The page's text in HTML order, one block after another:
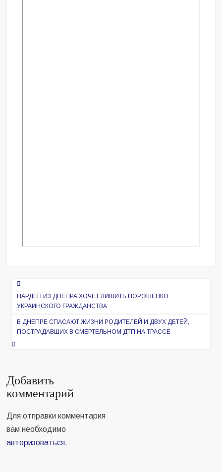
Навигация
по
записям
НАРДЕП ИЗ ДНЕПРА ХОЧЕТ ЛИШИТЬ ПОРОШЕНКО
УКРАИНСКОГО ГРАЖДАНСТВА
В ДНЕПРЕ СПАСАЮТ ЖИЗНИ РОДИТЕЛЕЙ И ДВУХ ДЕТЕЙ,
ПОСТРАДАВШИХ В СМЕРТЕЛЬНОМ ДТП НА ТРАССЕ
Добавить
комментарий
Для отправки комментария
вам необходимо
авторизоваться.